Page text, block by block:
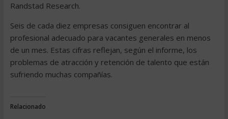
Randstad Research.
Seis de cada diez empresas consiguen encontrar al
profesional adecuado para vacantes generales en menos
de un mes. Estas cifras reflejan, según el informe, los
problemas de atracción y retención de talento que están
sufriendo muchas compañías.
Relacionado